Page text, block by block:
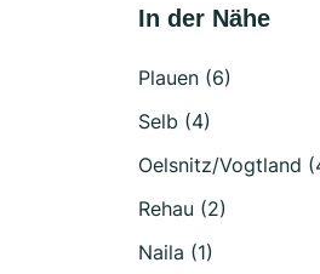
In der Nähe
Plauen (6)
Selb (4)
Oelsnitz/Vogtland
Rehau (2)
Naila (1)